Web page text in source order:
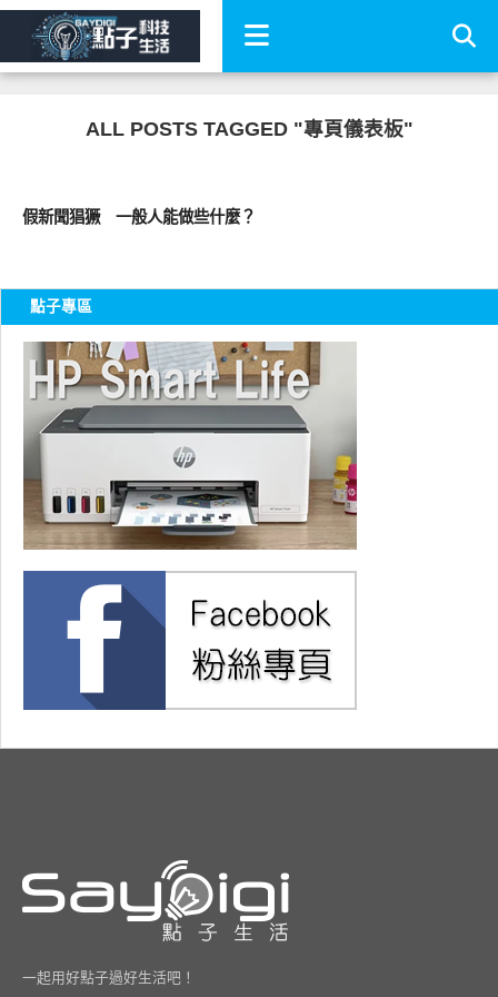
ALL POSTS TAGGED "專頁儀表板"
假新聞猖獗 一般人能做些什麼？
點子專區
一起用好點子過好生活吧！